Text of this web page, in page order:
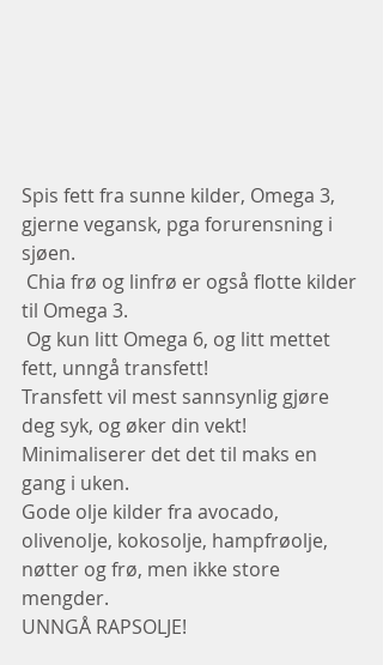
Spis fett fra sunne kilder, Omega 3,
gjerne vegansk, pga forurensning i
sjøen.
til Omega 3.
fett, unngå transfett!
Transfett vil mest sannsynlig gjøre
deg syk, og øker din vekt!
Minimaliserer det det til maks en
gang i uken.
Gode olje kilder fra avocado,
olivenolje, kokosolje, hampfrøolje,
nøtter og frø, men ikke store
mengder.
UNNGÅ RAPSOLJE!